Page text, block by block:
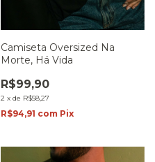
Camiseta Oversized Na
Morte, Há Vida
R$99,90
2 xde R$58,27
R$94,91 com Pix